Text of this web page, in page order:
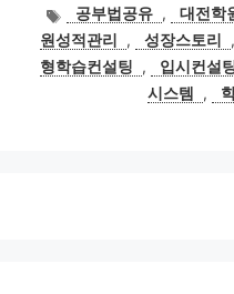
태
그
공부법공유 , 대전학
원성적관리
, 성장스토리 ,
형학습컨설팅
, 입시컨설
시스템
,